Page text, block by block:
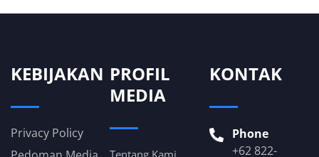
KEBIJAKAN
Privacy Policy
PROFIL
MEDIA
Tentang Kami
KONTAK
Phone
+62 822-